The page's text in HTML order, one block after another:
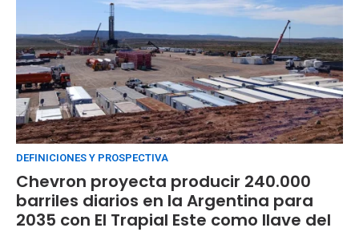
DEFINICIONES Y PROSPECTIVA
Chevron proyecta producir 240.000
barriles diarios en la Argentina para
2035 con El Trapial Este como llave del